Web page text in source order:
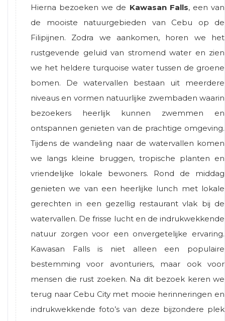
Hierna bezoeken we de Kawasan Falls, een van
de mooiste natuurgebieden van Cebu op de
Filipijnen. Zodra we aankomen, horen we het
rustgevende geluid van stromend water en zien
we het heldere turquoise water tussen de groene
bomen. De watervallen bestaan uit meerdere
niveaus en vormen natuurlijke zwembaden waarin
bezoekers heerlijk kunnen zwemmen en
ontspannen genieten van de prachtige omgeving.
Tijdens de wandeling naar de watervallen komen
we langs kleine bruggen, tropische planten en
vriendelijke lokale bewoners. Rond de middag
genieten we van een heerlijke lunch met lokale
gerechten in een gezellig restaurant vlak bij de
watervallen. De frisse lucht en de indrukwekkende
natuur zorgen voor een onvergetelijke ervaring.
Kawasan Falls is niet alleen een populaire
bestemming voor avonturiers, maar ook voor
mensen die rust zoeken. Na dit bezoek keren we
terug naar Cebu City met mooie herinneringen en
indrukwekkende foto’s van deze bijzondere plek